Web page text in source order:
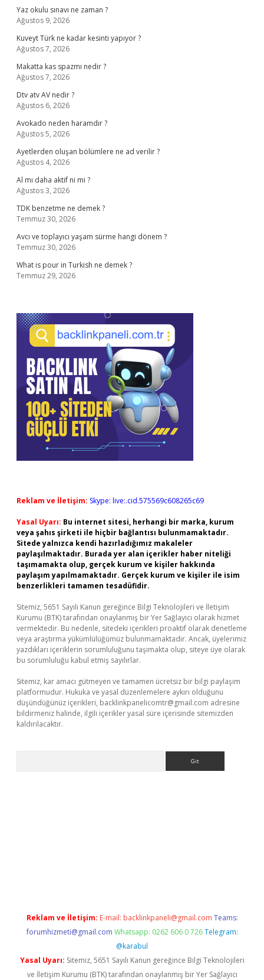
Yaz okulu sınavı ne zaman ?
Ağustos 9, 2026
Kuveyt Türk ne kadar kesinti yapıyor ?
Ağustos 7, 2026
Makatta kas spazmı nedir ?
Ağustos 7, 2026
Dtv atv AV nedir ?
Ağustos 6, 2026
Avokado neden haramdır ?
Ağustos 5, 2026
Ayetlerden oluşan bölümlere ne ad verilir ?
Ağustos 4, 2026
Al mı daha aktif ni mi ?
Ağustos 3, 2026
TDK benzetme ne demek ?
Temmuz 30, 2026
Avcı ve toplayıcı yaşam sürme hangi dönem ?
Temmuz 30, 2026
What is pour in Turkish ne demek ?
Temmuz 29, 2026
Reklam ve İletişim: Skype: live:.cid.575569c608265c69
Yasal Uyarı: Bu internet sitesi, herhangi bir marka, kurum
veya şahıs şirketi ile hiçbir bağlantısı bulunmamaktadır.
Sitede yalnızca kendi hazırladığımız makaleler
paylaşılmaktadır. Burada yer alan içerikler haber niteliği
taşımamakta olup, gerçek kurum ve kişiler hakkında
paylaşım yapılmamaktadır. Gerçek kurum ve kişiler ile isim
benzerlikleri tamamen tesadüfidir.
Sitemiz, 5651 Sayılı Kanun gereğince Bilgi Teknolojileri ve İletişim
Kurumu (BTK) tarafından onaylanmış bir Yer Sağlayıcı olarak hizmet
vermektedir. Bu nedenle, sitedeki içerikleri proaktif olarak denetleme
veya araştırma yükümlülüğümüz bulunmamaktadır. Ancak, üyelerimiz
yazdıkları içeriklerin sorumluluğunu taşımakta olup, siteye üye olarak
bu sorumluluğu kabul etmiş sayılırlar.
Sitemiz, kar amacı gütmeyen ve tamamen ücretsiz bir bilgi paylaşım
platformudur. Hukuka ve yasal düzenlemelere aykırı olduğunu
düşündüğünüz içerikleri, backlinkpanelicomtr@gmail.com adresine
bildirmeniz halinde, ilgili içerikler yasal süre içerisinde sitemizden
kaldırılacaktır.
Reklam ve İletişim: E-mail: backlinkpaneli@gmail.com Teams:
forumhizmeti@gmail.com Whatsapp: 0262 606 0 726 Telegram:
@karabul
Yasal Uyarı: Sitemiz, 5651 Sayılı Kanun gereğince Bilgi Teknolojileri
ve İletişim Kurumu (BTK) tarafından onaylanmış bir Yer Sağlayıcı